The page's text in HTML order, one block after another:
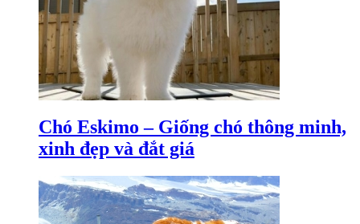
Chó Eskimo – Giống chó thông minh,
xinh đẹp và đắt giá